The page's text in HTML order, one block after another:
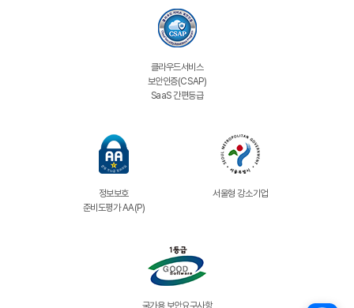
클라우드서비스
보안인증(CSAP)
SaaS 간편등급
정보보호
준비도평가 AA(P)
서울형 강소기업